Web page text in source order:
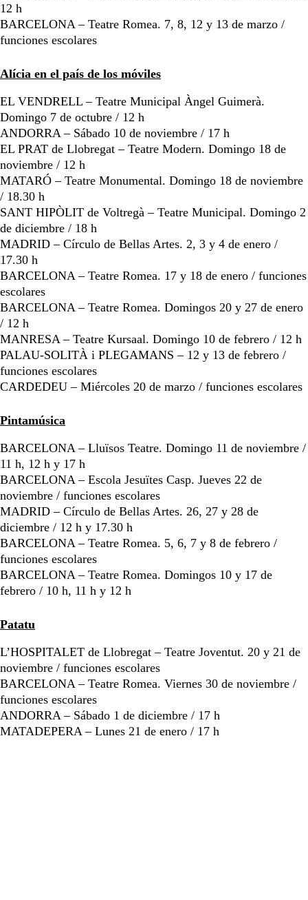
12 h
BARCELONA – Teatre Romea. 7, 8, 12 y 13 de marzo /
funciones escolares
Alícia en el país de los móviles
EL VENDRELL – Teatre Municipal Àngel Guimerà.
Domingo 7 de octubre / 12 h
ANDORRA – Sábado 10 de noviembre / 17 h
EL PRAT de Llobregat – Teatre Modern. Domingo 18 de
noviembre / 12 h
MATARÓ – Teatre Monumental. Domingo 18 de noviembre
/ 18.30 h
SANT HIPÒLIT de Voltregà – Teatre Municipal. Domingo 2
de diciembre / 18 h
MADRID – Círculo de Bellas Artes. 2, 3 y 4 de enero /
17.30 h
BARCELONA – Teatre Romea. 17 y 18 de enero / funciones
escolares
BARCELONA – Teatre Romea. Domingos 20 y 27 de enero
/ 12 h
MANRESA – Teatre Kursaal. Domingo 10 de febrero / 12 h
PALAU-SOLITÀ i PLEGAMANS – 12 y 13 de febrero /
funciones escolares
CARDEDEU – Miércoles 20 de marzo / funciones escolares
Pintamúsica
BARCELONA – Lluïsos Teatre. Domingo 11 de noviembre /
11 h, 12 h y 17 h
BARCELONA – Escola Jesuïtes Casp. Jueves 22 de
noviembre / funciones escolares
MADRID – Círculo de Bellas Artes. 26, 27 y 28 de
diciembre / 12 h y 17.30 h
BARCELONA – Teatre Romea. 5, 6, 7 y 8 de febrero /
funciones escolares
BARCELONA – Teatre Romea. Domingos 10 y 17 de
febrero / 10 h, 11 h y 12 h
Patatu
L’HOSPITALET de Llobregat – Teatre Joventut. 20 y 21 de
noviembre / funciones escolares
BARCELONA – Teatre Romea. Viernes 30 de noviembre /
funciones escolares
ANDORRA – Sábado 1 de diciembre / 17 h
MATADEPERA – Lunes 21 de enero / 17 h